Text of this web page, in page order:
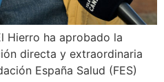
Hierro ha aprobado la
directa y extraordinaria
España Salud (FES)